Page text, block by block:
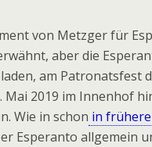
von Metzger für
aber die
am Patronatsfest
Mai 2019 im Innenhof
Wie in schon in
Esperanto allgemein